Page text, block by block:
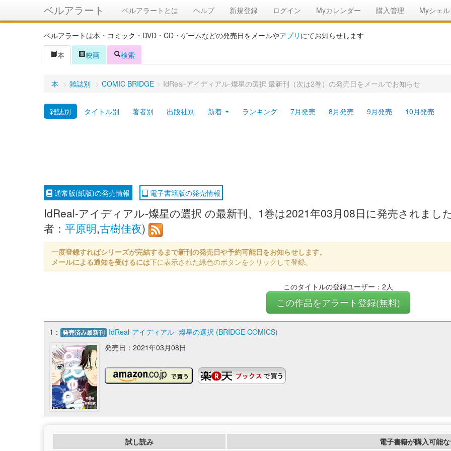
ベルアラート ベルアラートとは ヘルプ 新規登録 ログイン Myカレンダー 購入管理 Myシェ
ベルアラートは本・コミック・DVD・CD・ゲームなどの発売日をメールやアプリ にてお知らせします
本
映画 検索
本 > 雑誌別 > COMIC BRIDGE > IdReal-アイディアル-燦星の選択 最新刊（次は2巻）の発売日をメールでお知らせ
雑誌別 タイトル別 著者別 出版社別 新着 ランキング 7月発売 8月発売 9月発売 10月発売
通常版(紙版)の発売情報 電子書籍版の発売情報
IdReal-アイディアル-燦星の選択 の最新刊、1巻は2021年03月08日に発売されまし
者： 平原明,古樹佳夜)
一度登録すればシリーズが完結するまで新刊の発売日や予約可能日をお知らせします。
メールによる通知を受けるには下に表示された緑色のボタンをクリックして登録。
このタイトルの登録ユーザー：2人
この作品をアラート登録(無料)
1： 発売済み最新刊 IdReal-アイディアル- 燦星の選択 (BRIDGE COMICS)
発売日：2021年03月08日
試し読み 電子書籍が購入可能